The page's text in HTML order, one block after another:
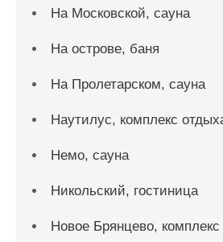
На Московской, сауна
На острове, баня
На Пролетарском, сауна
Наутилус, комплекс
Немо, сауна
Никольский, гостиница
Новое Брянцево,